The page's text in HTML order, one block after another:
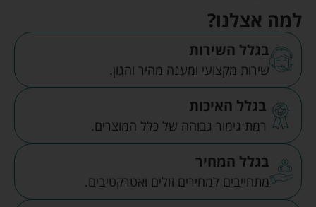
למה אצלנו?
בגלל השירות
שירות מקצועי ומענה מהיר והגון.
בגלל האיכות
רמת גימור גבוהה של כלל המוצרים.
בגלל המחיר
מתחייבים למחירים זולים ואטרקטיבים.